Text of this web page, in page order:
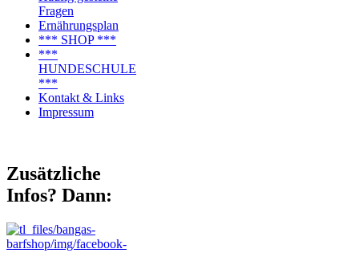
Fragen
Ernährungsplan
*** SHOP ***
***
HUNDESCHULE
***
Kontakt & Links
Impressum
Zusätzliche
Infos? Dann: